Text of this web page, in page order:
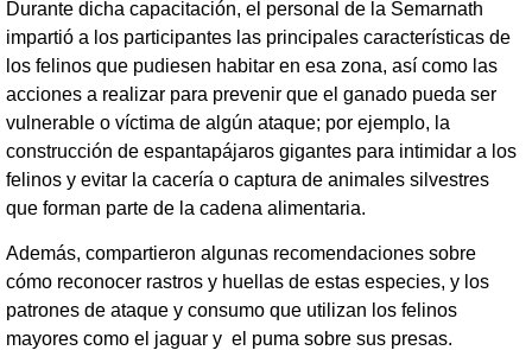
Durante dicha capacitación, el personal de la Semarnath
impartió a los participantes las principales características de
los felinos que pudiesen habitar en esa zona, así como las
acciones a realizar para prevenir que el ganado pueda ser
vulnerable o víctima de algún ataque; por ejemplo, la
construcción de espantapájaros gigantes para intimidar a los
felinos y evitar la cacería o captura de animales silvestres
que forman parte de la cadena alimentaria.
Además, compartieron algunas recomendaciones sobre
cómo reconocer rastros y huellas de estas especies, y los
patrones de ataque y consumo que utilizan los felinos
mayores como el jaguar y el puma sobre sus presas.